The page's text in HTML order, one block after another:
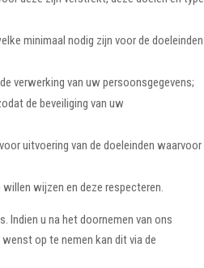
minimaal nodig zijn voor de doeleinden
verwerking van uw persoonsgegevens;
de beveiliging van uw
uitvoering van de doeleinden waarvoor
wijzen en deze respecteren.
Indien u na het doornemen van ons
op te nemen kan dit via de